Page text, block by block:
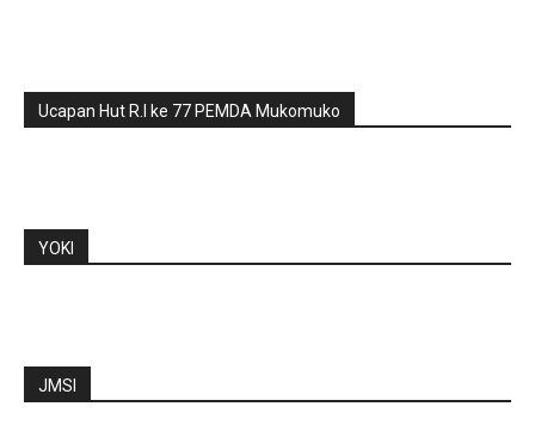
Ucapan Hut R.I ke 77 PEMDA Mukomuko
YOKI
JMSI